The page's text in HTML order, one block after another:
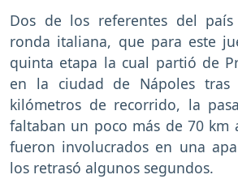
Dos de los referentes del
ronda italiana, que para este
quinta etapa la cual partió de
en la ciudad de Nápoles tras
kilómetros de recorrido, la
faltaban un poco más de 70 km
fueron involucrados en una
los retrasó algunos segundos.